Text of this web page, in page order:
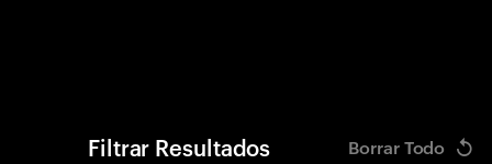
Filtrar Resultados Borrar Todo